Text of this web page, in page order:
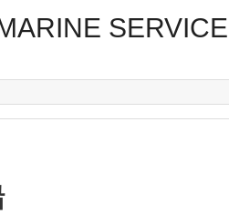
SERVICE